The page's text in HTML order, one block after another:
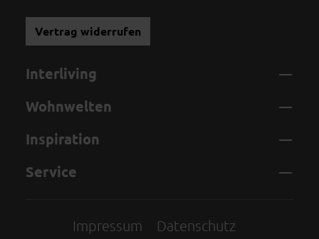
Vertrag widerrufen
Interliving
Wohnwelten
Inspiration
Service
Impressum
Datenschutz